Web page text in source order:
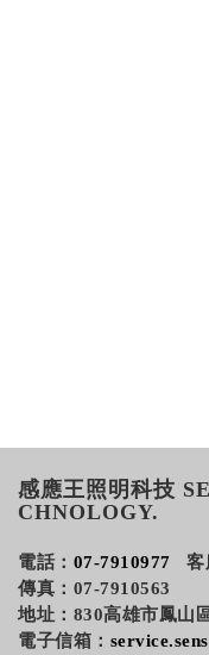
感應王照明科技
CHNOLOGY.
電話： 07-7910977 客
傳真：07-7910563
地址：830高雄市鳳山
電子信箱：